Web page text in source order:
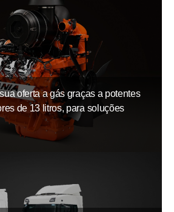
oferta a gás graças a potentes
de 13 litros, para soluções